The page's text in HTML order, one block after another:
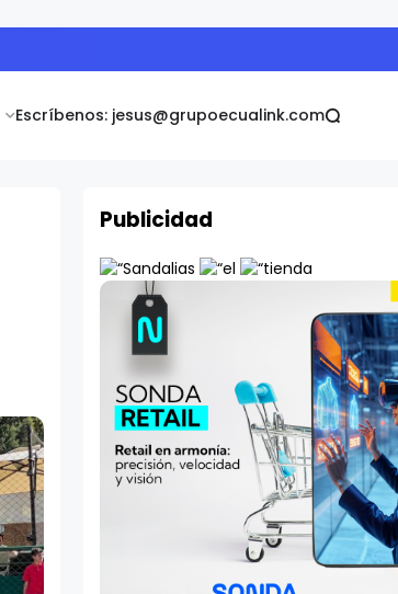
Escríbenos: jesus@grupoecualink.com
Publicidad